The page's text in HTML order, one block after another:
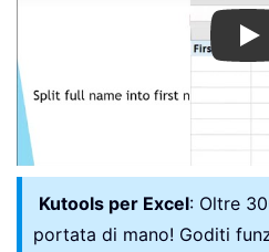
Play
Kutools per Excel: Oltre
portata di mano! Goditi